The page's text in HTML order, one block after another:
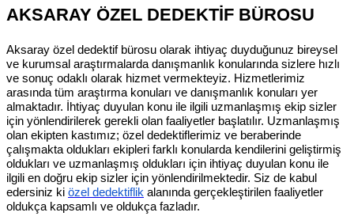
AKSARAY ÖZEL DEDEKTİF BÜROSU
Aksaray özel dedektif bürosu olarak ihtiyaç duyduğunuz bireysel
ve kurumsal araştırmalarda danışmanlık konularında sizlere hızlı
ve sonuç odaklı olarak hizmet vermekteyiz. Hizmetlerimiz
arasında tüm araştırma konuları ve danışmanlık konuları yer
almaktadır. İhtiyaç duyulan konu ile ilgili uzmanlaşmış ekip sizler
için yönlendirilerek gerekli olan faaliyetler başlatılır. Uzmanlaşmış
olan ekipten kastımız; özel dedektiflerimiz ve beraberinde
çalışmakta oldukları ekipleri farklı konularda kendilerini geliştirmiş
oldukları ve uzmanlaşmış oldukları için ihtiyaç duyulan konu ile
ilgili en doğru ekip sizler için yönlendirilmektedir. Siz de kabul
edersiniz ki özel dedektiflik alanında gerçekleştirilen faaliyetler
oldukça kapsamlı ve oldukça fazladır.